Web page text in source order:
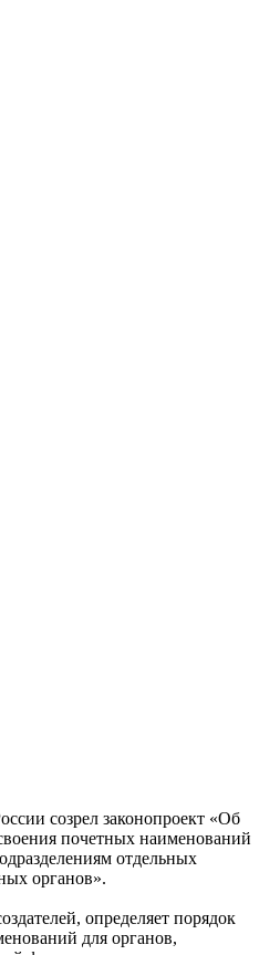
созрел законопроект «Об
почетных наименований
отдельных
органов».
определяет порядок
для органов,